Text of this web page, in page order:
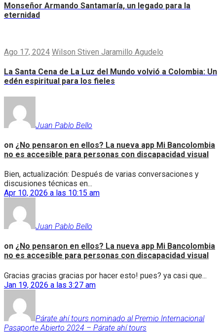
Monseñor Armando Santamaría, un legado para la
eternidad
Ago 17, 2024 Wilson Stiven Jaramillo Agudelo
La Santa Cena de La Luz del Mundo volvió a Colombia: Un
edén espiritual para los fieles
Juan Pablo Bello
on ¿No pensaron en ellos? La nueva app Mi Bancolombia
no es accesible para personas con discapacidad visual
Bien, actualización: Después de varias conversaciones y
discusiones técnicas en...
Apr 10, 2026 a las 10:15 am
Juan Pablo Bello
on ¿No pensaron en ellos? La nueva app Mi Bancolombia
no es accesible para personas con discapacidad visual
Gracias gracias gracias por hacer esto! pues? ya casi que...
Jan 19, 2026 a las 3:27 am
Párate ahí tours nominado al Premio Internacional
Pasaporte Abierto 2024 – Párate ahí tours